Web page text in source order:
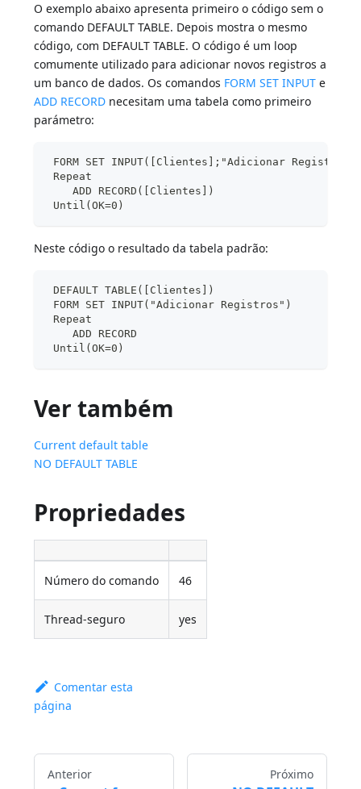
O exemplo abaixo apresenta primeiro o código sem o
comando DEFAULT TABLE. Depois mostra o mesmo
código, com DEFAULT TABLE. O código é um loop
comumente utilizado para adicionar novos registros a
um banco de dados. Os comandos FORM SET INPUT e
ADD RECORD necesitam uma tabela como primeiro
parámetro:
FORM SET INPUT([Clientes];"Adicionar
Repeat
ADD RECORD([Clientes])
Until(OK=0)
Neste código o resultado da tabela padrão:
DEFAULT TABLE([Clientes])
FORM SET INPUT("Adicionar Registros")
Repeat
ADD RECORD
Until(OK=0)
Ver também
Current default table
NO DEFAULT TABLE
Propriedades
Número do comando 46
Thread-seguro yes
Comentar esta
página
Anterior Próximo